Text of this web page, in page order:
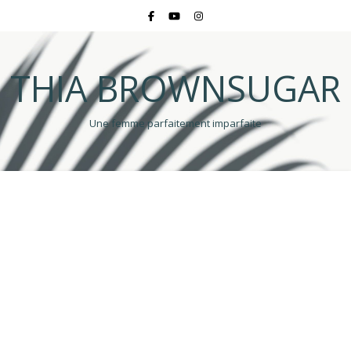
THIA BROWNSUGAR
Une femme parfaitement imparfaite